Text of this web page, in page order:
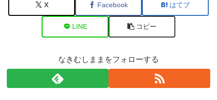
X Facebook はてブ
LINE コピー
なきむしままをフォローする